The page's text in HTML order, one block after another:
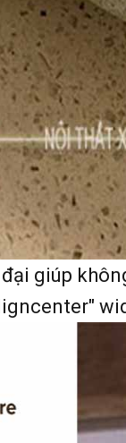
giúp